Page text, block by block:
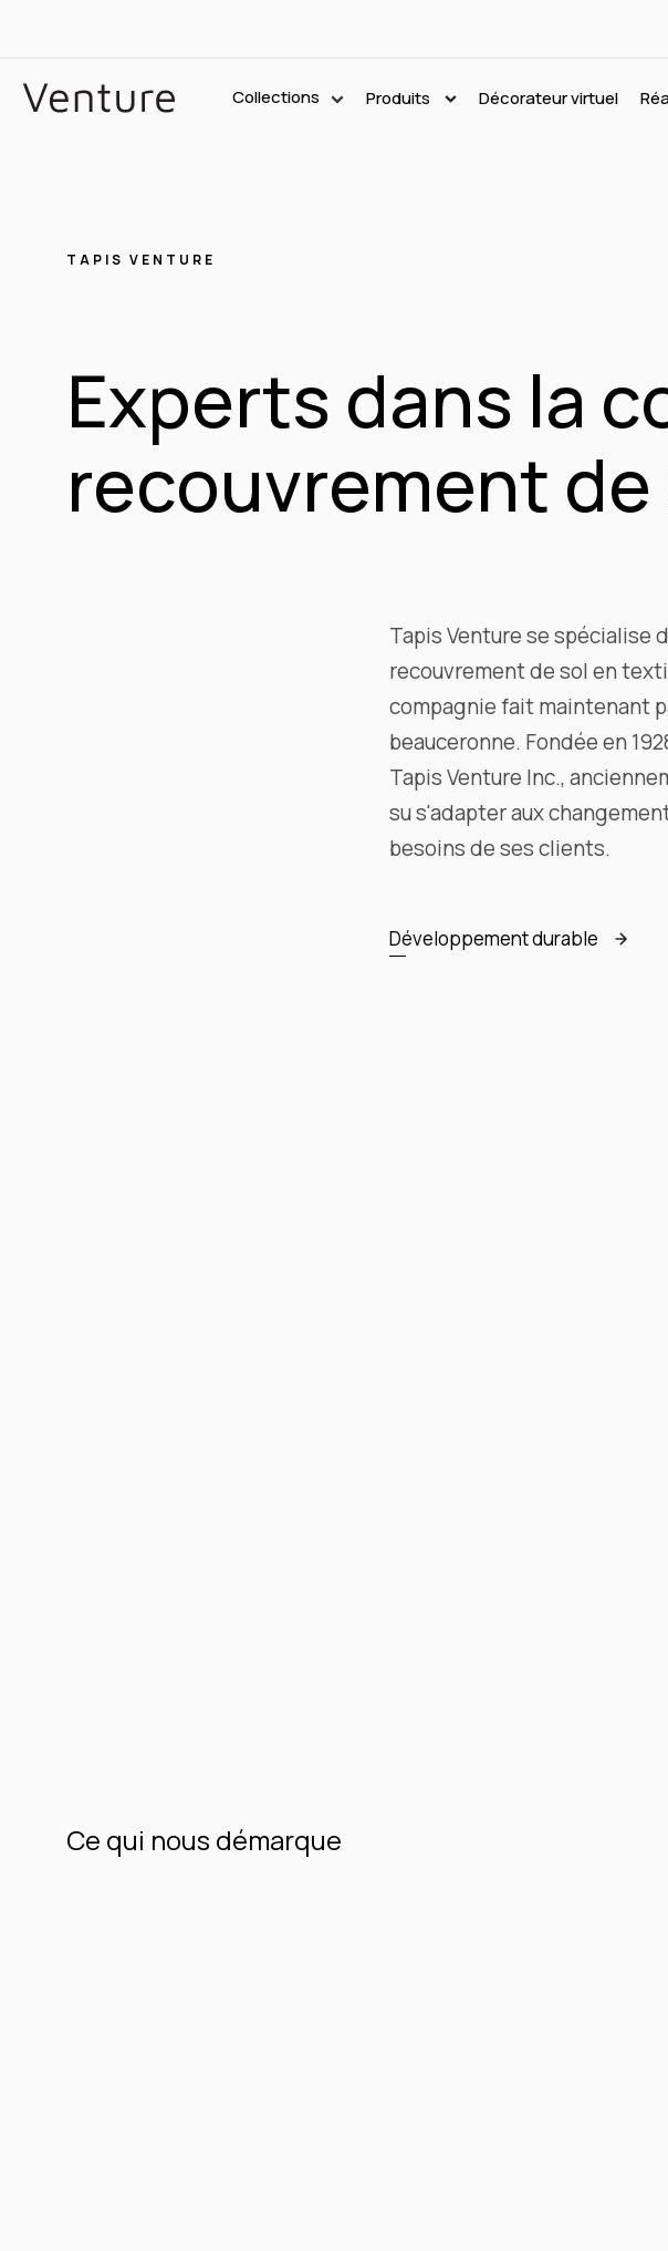
Collections Produits Décorateur virtuel
TAPIS VENTURE
Experts dans la
recouvrement
Tapis Venture se spécialise
recouvrement de sol en
compagnie fait maintenant
beauceronne. Fondée en
Tapis Venture Inc.,
su s'adapter aux
besoins de ses clients.
Développement durable
Ce qui nous démarque